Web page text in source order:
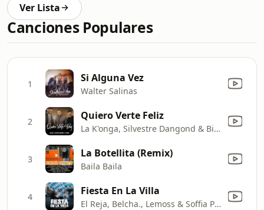
Ver Lista
Canciones Populares
1 Si Alguna Vez
Walter Salinas
2 Quiero Verte Feliz
La K'onga, Silvestre Dangond & Big One
3 La Botellita (Remix)
Baila Baila
4 Fiesta En La Villa
El Reja, Belcha., Lemoss & Soffia Philo